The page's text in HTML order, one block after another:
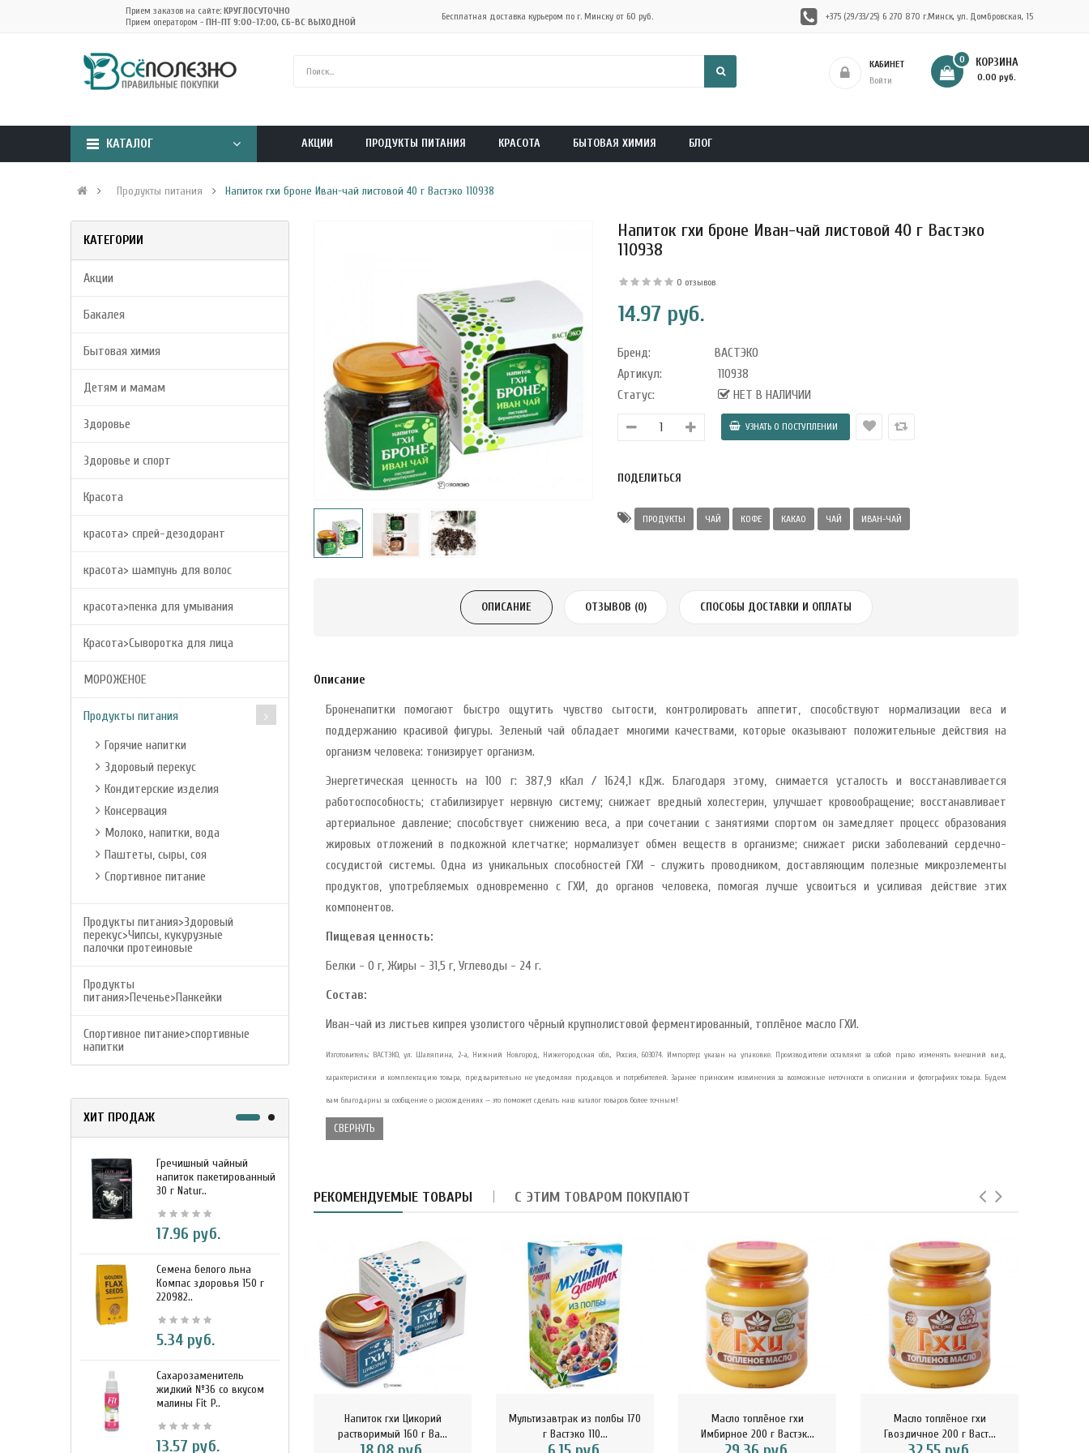
Прием заказов на сайте: КРУГЛОСУТОЧНО
Прием оператором - ПН-ПТ 9:00-17:00, СБ-ВС ВЫХОДНОЙ Бесплатная доставка курьером по г. Минску от 60 руб. +375 (29/33/25) 6 270 870 г.Минск, ул. Домбровская, 15
КОРЗИНА
0
- 0.00 руб.
КАБИНЕТ
Войти
КАТАЛОГ АКЦИИ ПРОДУКТЫ ПИТАНИЯ КРАСОТА БЫТОВАЯ ХИМИЯ БЛОГ
Продукты питания Напиток гхи броне Иван-чай листовой 40 г Вастэко 110938
КАТЕГОРИИ
Акции
Бакалея
Бытовая химия
Детям и мамам
Здоровье
Здоровье и спорт
Красота
красота> спрей-дезодорант
красота> шампунь для волос
красота>пенка для умывания
Красота>Сыворотка для лица
МОРОЖЕНОЕ
Продукты питания
Горячие напитки
Здоровый перекус
Кондитерские изделия
Консервация
Молоко, напитки, вода
Паштеты, сыры, соя
Спортивное питание
Продукты питания>Здоровый
перекус>Чипсы, кукурузные
палочки протеиновые
Продукты
питания>Печенье>Панкейки
Спортивное питание>спортивные
напитки
ХИТ ПРОДАЖ
Гречишный чайный
напиток пакетированный
30 г Natur..
17.96 руб.
Семена белого льна
Компас здоровья 150 г
220982..
5.34 руб.
Сахарозаменитель
жидкий №36 со вкусом
малины Fit P..
13.57 руб.
горьком шокола..
Зубная паста Укрепление
эмали Magic Alatai 75 мл
К..
10.41 руб.
Масло из виноградных
косточек HUILE DE PEPINS
32.29 руб.
Напиток гхи броне Иван-чай листовой 40 г Вастэко
110938
0 отзывов
14.97 руб.
Бренд:
ВАСТЭКО
Артикул:
110938
Статус:
НЕТ В НАЛИЧИИ
ПОДЕЛИТЬСЯ
ПРОДУКТЫ ЧАЙ КОФЕ КАКАО ЧАЙ ИВАН-ЧАЙ
ОПИСАНИЕ ОТЗЫВОВ (0) СПОСОБЫ ДОСТАВКИ И ОПЛАТЫ
Описание
Броненапитки помогают быстро ощутить чувство сытости, контролировать аппетит, способствуют нормализации веса и
поддержанию красивой фигуры. Зеленый чай обладает многими качествами, которые оказывают положительные действия на
организм человека: тонизирует организм.
Энергетическая ценность на 100 г: 387,9 кКал / 1624,1 кДж. Благодаря этому, снимается усталость и восстанавливается
работоспособность; стабилизирует нервную систему; снижает вредный холестерин, улучшает кровообращение; восстанавливает
артериальное давление; способствует снижению веса, а при сочетании с занятиями спортом он замедляет процесс образования
жировых отложений в подкожной клетчатке; нормализует обмен веществ в организме; снижает риски заболеваний сердечно-
сосудистой системы. Одна из уникальных способностей ГХИ - служить проводником, доставляющим полезные микроэлементы
продуктов, употребляемых одновременно с ГХИ, до органов человека, помогая лучше усвоиться и усиливая действие этих
компонентов.
Пищевая ценность:
Белки - 0 г, Жиры - 31,5 г, Углеводы - 24 г.
Состав:
Иван-чай из листьев кипрея узолистого чёрный крупнолистовой ферментированный, топлёное масло ГХИ.
Изготовитель: ВАСТЭКО, ул. Шаляпина, 2-а, Нижний Новгород, Нижегородская обл., Россия, 603074. Импортер: указан на упаковке. Производители оставляют за собой право изменять внешний вид,
характеристики и комплектацию товара, предварительно не уведомляя продавцов и потребителей. Заранее приносим извинения за возможные неточности в описании и фотографиях товара. Будем
вам благодарны за сообщение о расхождениях — это поможет сделать наш каталог товаров более точным!
СВЕРНУТЬ
РЕКОМЕНДУЕМЫЕ ТОВАРЫ С ЭТИМ ТОВАРОМ ПОКУПАЮТ
Напиток гхи Цикорий
растворимый 160 г Ва...
Мультизавтрак из полбы 170
г Вастэко 110...
Масло топлёное гхи
Имбирное 200 г Вастэк...
Масло топлёное гхи
Гвоздичное 200 г Васт...